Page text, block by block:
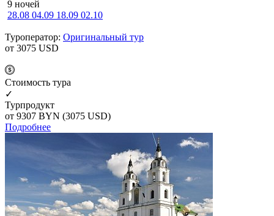
9 ночей
28.08 04.09 18.09 02.10
Туроператор: Оригинальный тур
от 3075 USD
Cтоимость тура
✓
Турпродукт
от 9307 BYN (3075 USD)
Подробнее